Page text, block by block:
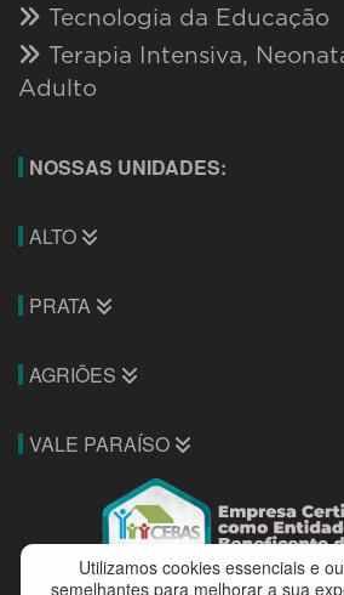
Tecnologia da Educação
Terapia Intensiva,
Adulto
NOSSAS UNIDADES:
ALTO
PRATA
AGRIÕES
VALE PARAÍSO
Utilizamos cookies essenciais e
semelhantes para melhorar a sua